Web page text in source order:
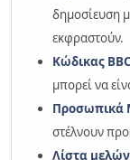
δημοσίευση
εκφραστούν.
Κώδικας
μπορεί να
Προσωπικά
στέλνουν
Λίστα μελών